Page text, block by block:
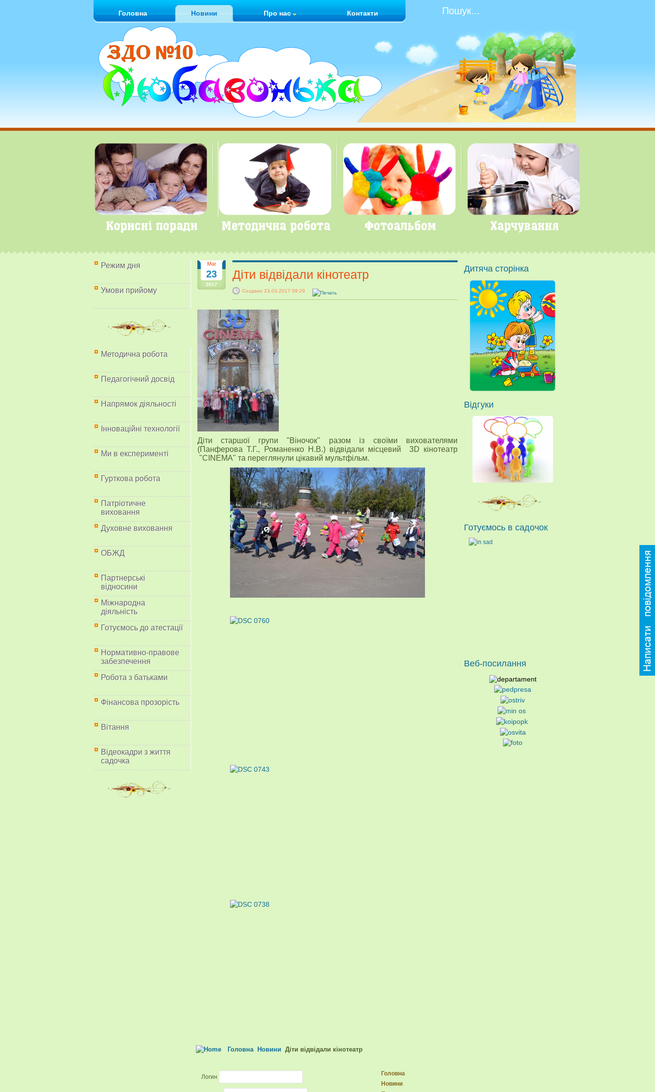
Головна Новини Про нас Контакти
Режим дня
Умови прийому
Методична робота
Педагогічний досвід
Напрямок діяльності
Інноваційні технології
Ми в експерименті
Гурткова робота
Патріотичне
виховання
Духовне виховання
ОБЖД
Партнерські
відносини
Міжнародна
діяльність
Готуємось до атестації
Нормативно-правове
забезпечення
Робота з батьками
Фінансова прозорість
Вітання
Відеокадри з життя
садочка
Mar
23
2017
Діти відвідали кінотеатр
Создано 23.03.2017 09:29
Діти старшої групи "Віночок" разом із своїми вихователями
(Панферова Т.Г., Романенко Н.В.) відвідали місцевий 3D кінотеатр
"CINEMA" та переглянули цікавий мультфільм.
Головна Новини Діти відвідали кінотеатр
Логин
Головна
Новини
Дитяча сторінка
Відгуки
Готуємось в садочок
Веб-посилання